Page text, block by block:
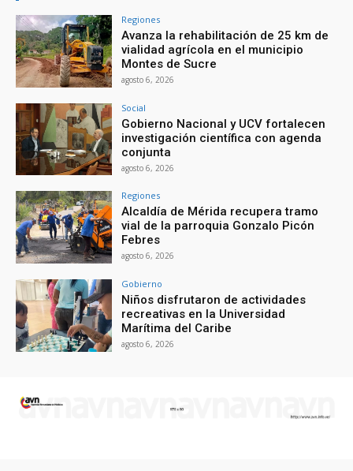
Regiones
Avanza la rehabilitación de 25 km de
vialidad agrícola en el municipio
Montes de Sucre
agosto 6, 2026
Social
Gobierno Nacional y UCV fortalecen
investigación científica con agenda
conjunta
agosto 6, 2026
Regiones
Alcaldía de Mérida recupera tramo
vial de la parroquia Gonzalo Picón
Febres
agosto 6, 2026
Gobierno
Niños disfrutaron de actividades
recreativas en la Universidad
Marítima del Caribe
agosto 6, 2026